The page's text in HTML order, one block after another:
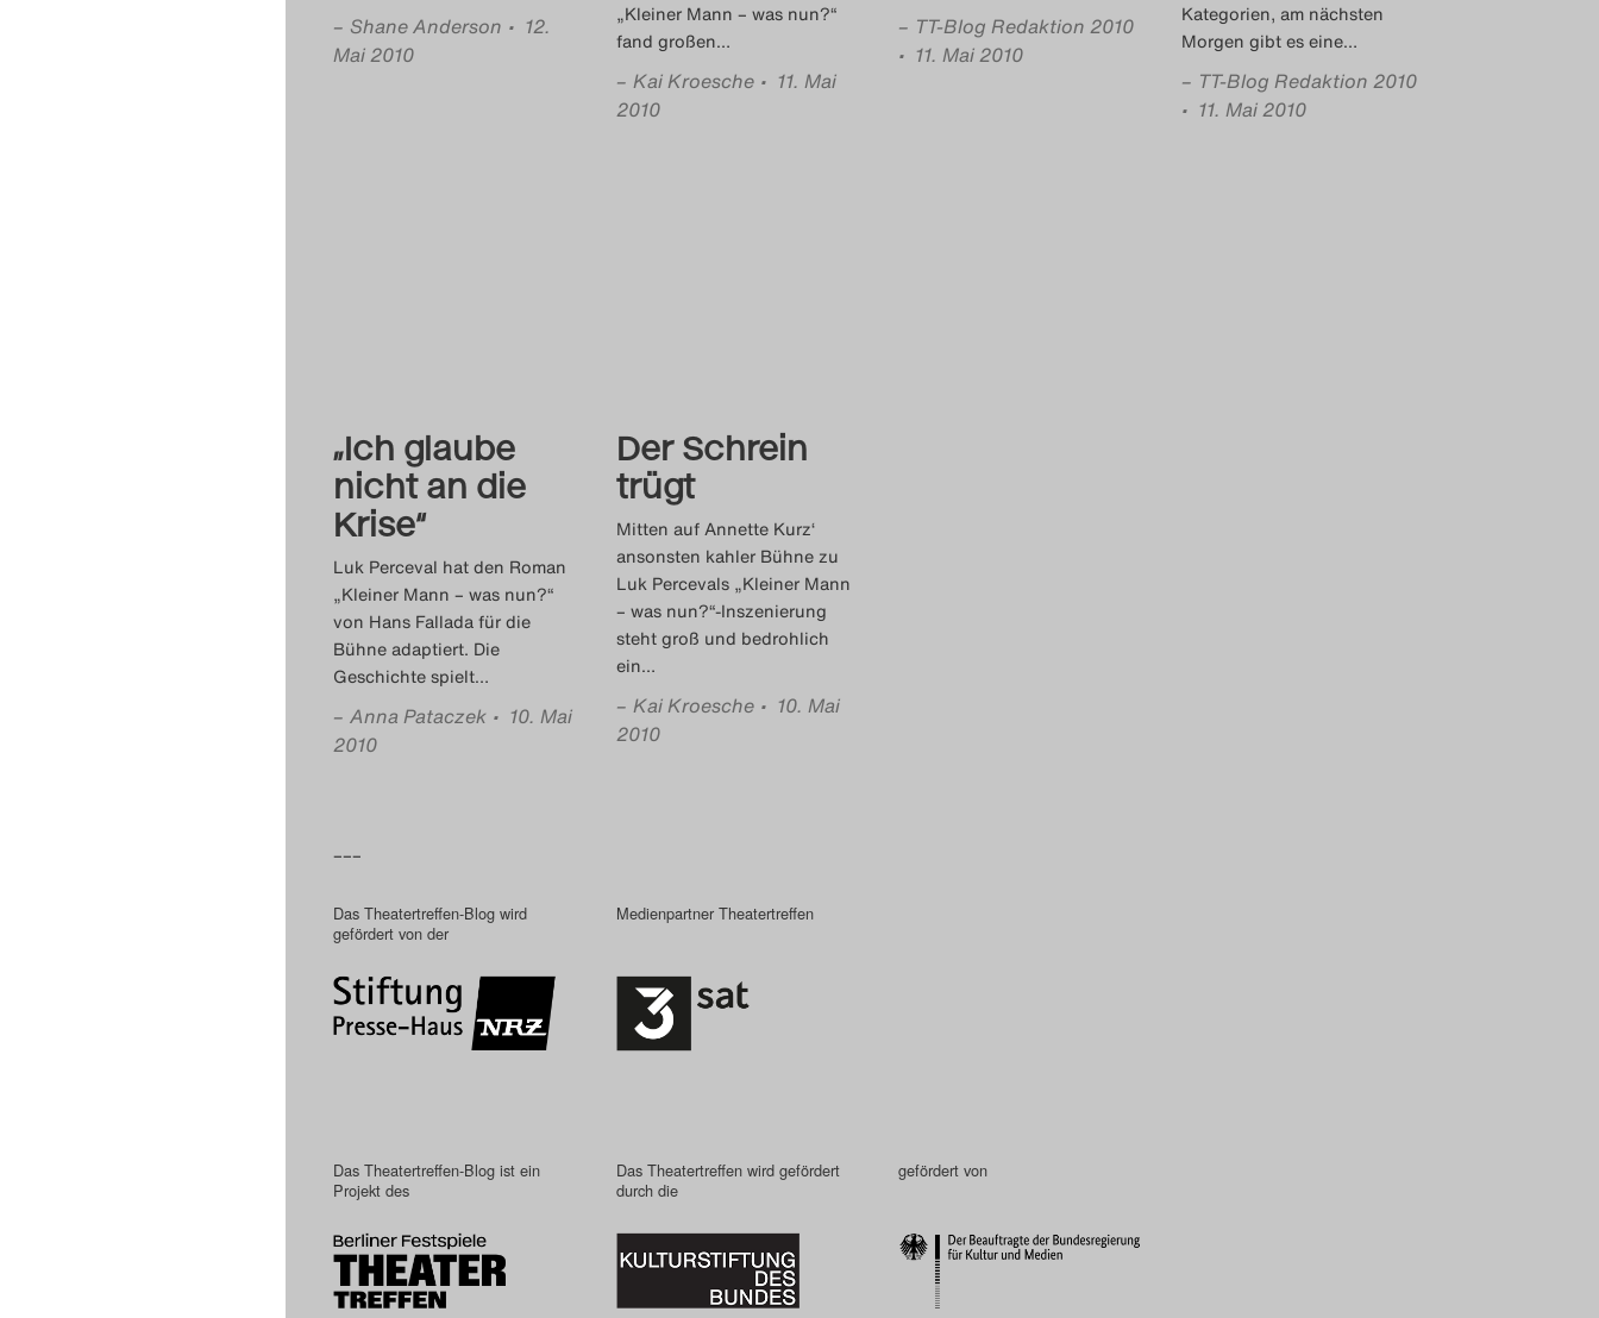
– Shane Anderson • 12.
Mai 2010
„Kleiner Mann – was nun?“
fand großen…
– Kai Kroesche • 11. Mai
2010
– TT-Blog Redaktion 2010
• 11. Mai 2010
Kategorien, am nächsten
Morgen gibt es eine…
– TT-Blog Redaktion 2010
• 11. Mai 2010
„Ich glaube
nicht an die
Krise“
Luk Perceval hat den Roman
„Kleiner Mann – was nun?“
von Hans Fallada für die
Bühne adaptiert. Die
Geschichte spielt…
– Anna Pataczek • 10. Mai
2010
Der Schrein
trügt
Mitten auf Annette Kurz‘
ansonsten kahler Bühne zu
Luk Percevals „Kleiner Mann
– was nun?“-Inszenierung
steht groß und bedrohlich
ein…
– Kai Kroesche • 10. Mai
2010
–––
Das Theatertreffen-Blog wird
gefördert von der
Medienpartner Theatertreffen
Das Theatertreffen-Blog ist ein
Projekt des
Das Theatertreffen wird gefördert
durch die
gefördert von